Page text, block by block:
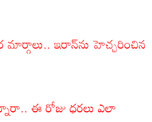
మార్గాలు.. ఇరాన్‌ను హెచ్చరించిన
ఈ రోజు ధరలు ఎలా